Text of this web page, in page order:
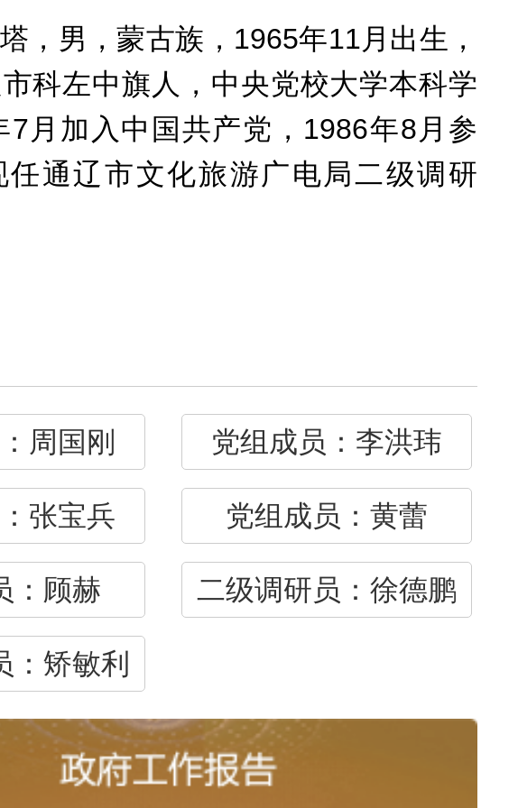
，男，蒙古族，1965年11月出生，
科左中旗人， 中央党校大学本科学
7月加入中国共产党，1986年8月参
任通辽市文化旅游广电局二级调研
周国刚 党组成员： 李洪玮
张宝兵 党组成员： 黄蕾
顾赫 二级调研员： 徐德鹏
矫敏利